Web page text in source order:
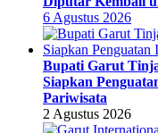
6 Agustus 2026
Bupati Garut
Siapkan
Pariwisata
2 Agustus 2026